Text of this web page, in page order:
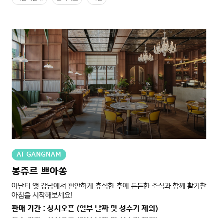
AT GANGNAM
봉쥬르 쁘아쏭
아난티 앳 강남에서 편안하게 휴식한 후에 든든한 조식과 함께 활기찬
아침을 시작해보세요!
판매 기간 : 상시오픈 (일부 날짜 및 성수기 제외)